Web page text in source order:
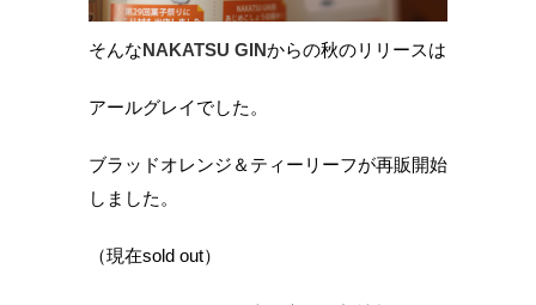
そんなNAKATSU GINからの秋のリリースは
アールグレイでした。
ブラッドオレンジ＆ティーリーフが再販開始
しました。
（現在sold out）